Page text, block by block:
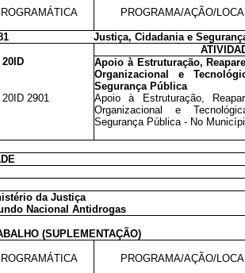
PROGRAMA/AÇÃO/
Justiça, Cidadania e
20ID
Apoio à Estruturação,
Organizacional e
Segurança Pública
20ID 2901
Apoio à Estruturação,
Organizacional e
Segurança Pública - No
da Justiça
Nacional Antidrogas
(SUPLEMENTAÇÃO)
PROGRAMA/AÇÃO/